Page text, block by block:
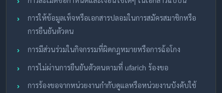
การให้ข้อมูลเท็จหรือเอกสารปลอมในการสมัครสมาชิกหรือ
การยืนยันตัวตน
การมีส่วนร่วมในกิจกรรมที่ผิดกฎหมายหรือการฉ้อโกง
การไม่ผ่านการยืนยันตัวตนตามที่ ufarich ร้องขอ
การร้องขอจากหน่วยงานกำกับดูแลหรือหน่วยงานบังคับใช้